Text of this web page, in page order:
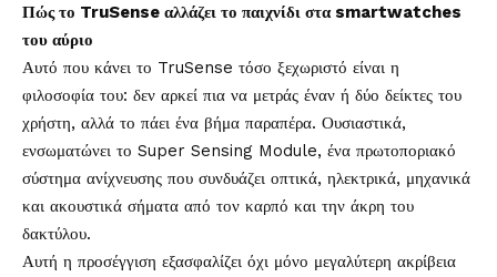
Πώς το TruSense αλλάζει το παιχνίδι στα smartwatches
του αύριο
Αυτό που κάνει το TruSense τόσο ξεχωριστό είναι η
φιλοσοφία του: δεν αρκεί πια να μετράς έναν ή δύο δείκτες του
χρήστη, αλλά το πάει ένα βήμα παραπέρα. Ουσιαστικά,
ενσωματώνει το Super Sensing Module, ένα πρωτοποριακό
σύστημα ανίχνευσης που συνδυάζει οπτικά, ηλεκτρικά, μηχανικά
και ακουστικά σήματα από τον καρπό και την άκρη του
δακτύλου.
Αυτή η προσέγγιση εξασφαλίζει όχι μόνο μεγαλύτερη ακρίβεια